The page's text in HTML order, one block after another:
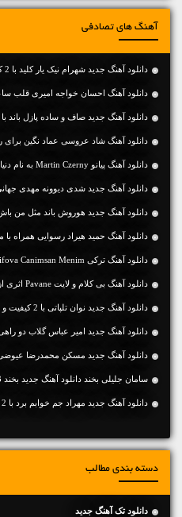
آهنگ های تصادفی
دانلود آهنگ جديد شهرام نیک یار کلید با 2 کیفیت و متن آهنگ
دانلود آهنگ احسان خواجه امیری قلب
دانلود آهنگ جديد صاف و ساده پازل باند
دانلود آهنگ شاد عروسی عماد نگین
دانلود آهنگ پیانو Martin Czerny به نام دنیای کوچک
دانلود آهنگ جديد شدی دیوونه مهدی
دانلود آهنگ جديد هوروش باند مثل من
دانلود آهنگ حمید هیراد رسوایی همراه با
دانلود آهنگ ترکی Vefa Serifova Canimsan Menim
دانلود آهنگ بی کلام و لایت Pavane اثری از Faure
دانلود آهنگ جديد نوان تلپاتی با 2 کیفیت و متن آهنگ
دانلود آهنگ جديد امیر عباس گلاب دو راهی با 2 کیفیت و متن
دانلود آهنگ جديد مسکن محمدرضا
سامان جلیلی بخند دانلود آهنگ جدید بخند MP3
دانلود آهنگ جديد مهراد جم خوابم برد با 2 کیفیت و متن آهنگ
دسته بندی مطالب
دانلود تک آهنگ جدید